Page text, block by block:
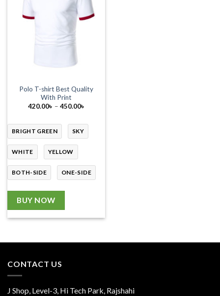
Polo T-shirt Best Quality
With Print
420.00৳ – 450.00৳
through
BRIGHT GREEN SKY
WHITE YELLOW
BOTH-SIDE ONE-SIDE
BUY NOW
CONTACT US
J Shop, Level-3, Hi Tech Park, Rajshahi